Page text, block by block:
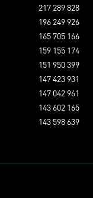
217 289 828
196 249 926
165 705 166
159 155 174
151 950 399
147 423 931
147 042 961
143 602 165
143 598 639